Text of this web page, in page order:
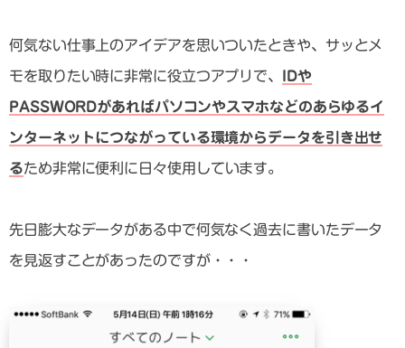
何気ない仕事上のアイデアを思いついたときや、サッとメ
モを取りたい時に非常に役立つアプリで、 IDや
PASSWORDがあればパソコンやスマホなどのあらゆるイ
ンターネットにつながっている環境からデータを引き出せ
るため非常に便利に日々使用しています。
先日膨大なデータがある中で何気なく過去に書いたデータ
を見返すことがあったのですが・・・